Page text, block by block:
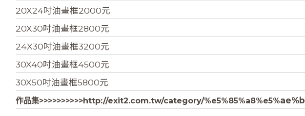
20X24吋油畫框2000元
20X30吋油畫框2800元
24X30吋油畫框3200元
30X40吋油畫框4500元
30X50吋油畫框5800元
作品集>>>>>>>>>>http://exit2.com.tw/category/%e5%85%a8%e5%